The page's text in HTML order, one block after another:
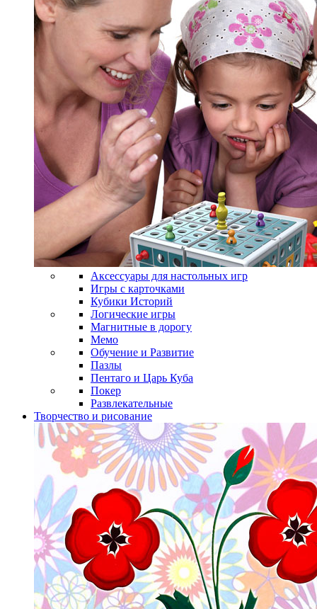
Аксессуары для настольных игр
Игры с карточками
Кубики Историй
Логические игры
Магнитные в дорогу
Мемо
Обучение и Развитие
Пазлы
Пентаго и Царь Куба
Покер
Развлекательные
Творчество и рисование